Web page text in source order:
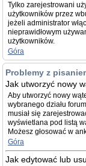
Tylko zarejestrowani
użytkowników przez
jeżeli administrator
nieprawidłowym
użytkowników.
Góra
Problemy z
Jak utworzyć nowy
Aby utworzyć nowy
wybranego działu
musiał się
wyświetlana pod listą
Możesz głosować w
Góra
Jak edytować lub